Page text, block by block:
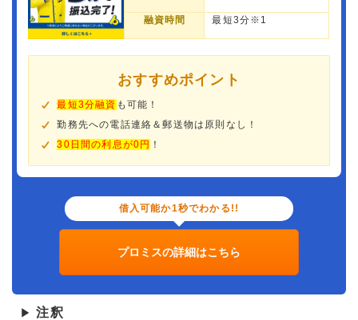
融資時間 最短3分※1
おすすめポイント
最短3分融資 も可能！
勤務先への電話連絡＆郵送物は原則なし！
30日間の利息が0円 ！
借入可能か1秒でわかる!!
プロミスの詳細はこちら
▶ 注釈